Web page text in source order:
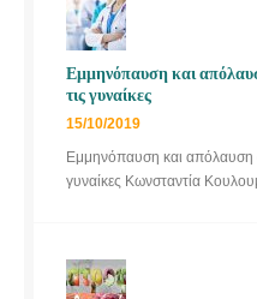
Εμμηνόπαυση και
τις γυναίκες
15/10/2019
Εμμηνόπαυση και απόλαυση
γυναίκες Κωνσταντία